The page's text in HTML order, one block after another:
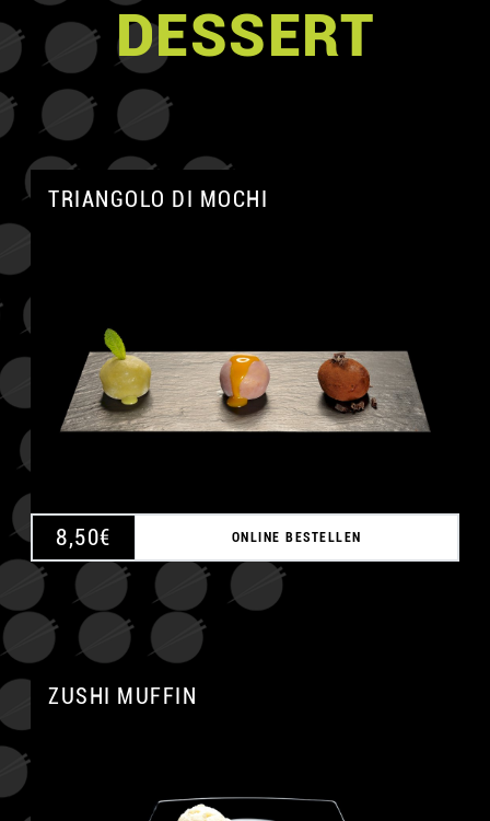
DESSERT
TRIANGOLO DI MOCHI
8,50€ ONLINE BESTELLEN
ZUSHI MUFFIN